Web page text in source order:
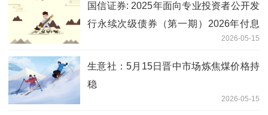
国信证券: 2025年面向专业投资者公开发
行永续次级债券（第一期）2026年付息
2026-05-15
生意社：5月15日晋中市场炼焦煤价格持
稳
2026-05-15